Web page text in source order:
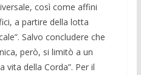
così come affini
a partire della lotta
Salvo concludere che
però, si limitò a un
vita della Corda”. Per il